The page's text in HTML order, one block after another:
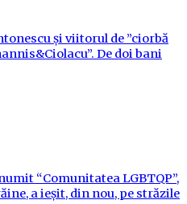
și viitorul de ”ciorbă
De doi bani
“Comunitatea LGBTQP”,
a ieșit, din nou, pe străzile